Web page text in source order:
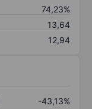
74,23%
13,64
12,94
-43,13%